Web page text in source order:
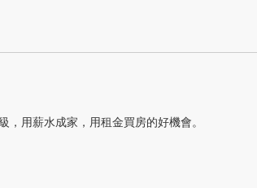
，用薪水成家，用租金買房的好機會。